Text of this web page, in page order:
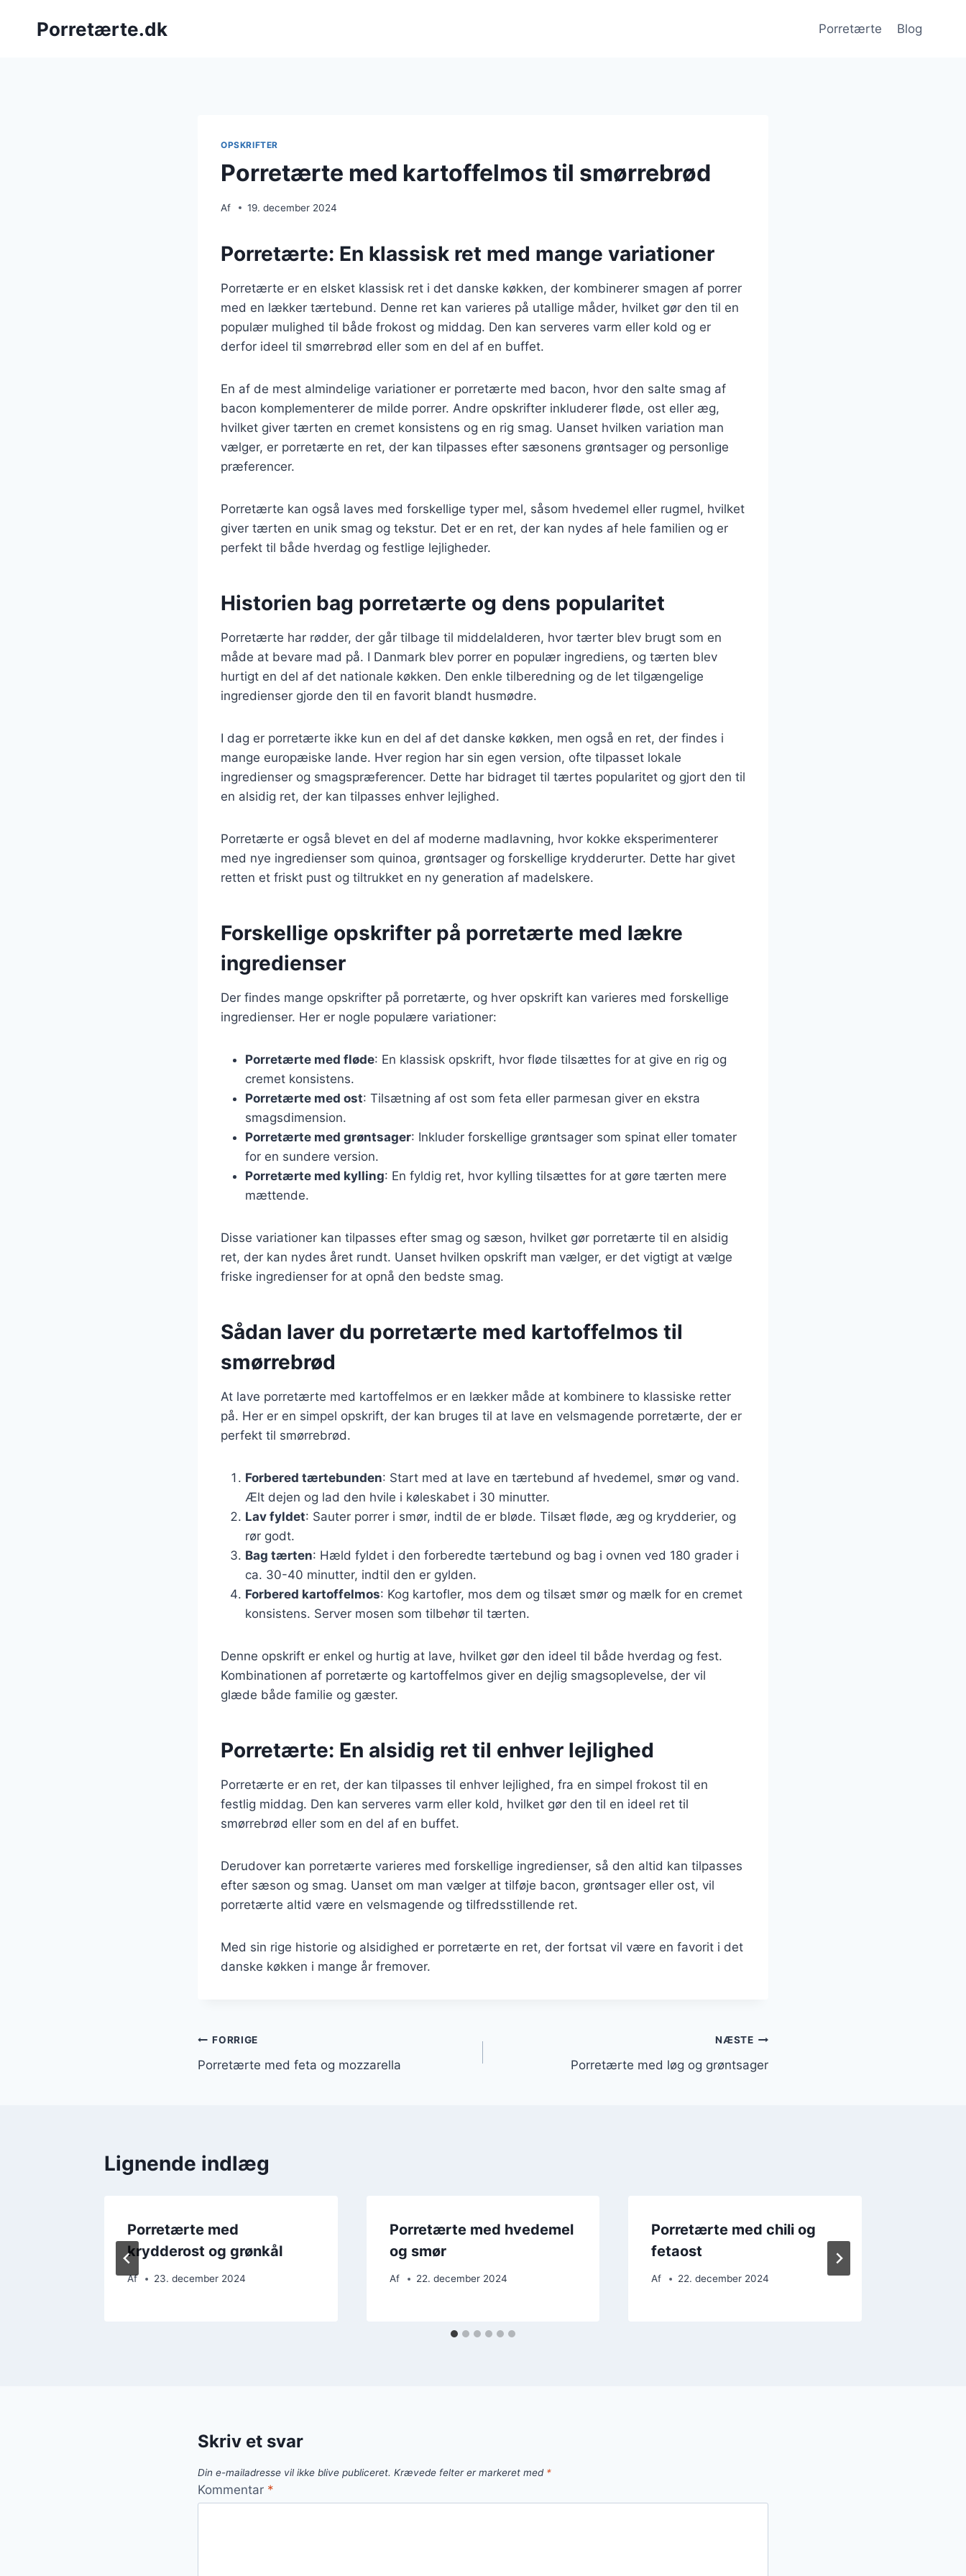
Porretærte.dk Porretærte Blog
OPSKRIFTER
Porretærte med kartoffelmos til smørrebrød
Af 19. december 2024
Porretærte: En klassisk ret med mange variationer
Porretærte er en elsket klassisk ret i det danske køkken, der kombinerer smagen af porrer
med en lækker tærtebund. Denne ret kan varieres på utallige måder, hvilket gør den til en
populær mulighed til både frokost og middag. Den kan serveres varm eller kold og er
derfor ideel til smørrebrød eller som en del af en buffet.
En af de mest almindelige variationer er porretærte med bacon, hvor den salte smag af
bacon komplementerer de milde porrer. Andre opskrifter inkluderer fløde, ost eller æg,
hvilket giver tærten en cremet konsistens og en rig smag. Uanset hvilken variation man
vælger, er porretærte en ret, der kan tilpasses efter sæsonens grøntsager og personlige
præferencer.
Porretærte kan også laves med forskellige typer mel, såsom hvedemel eller rugmel, hvilket
giver tærten en unik smag og tekstur. Det er en ret, der kan nydes af hele familien og er
perfekt til både hverdag og festlige lejligheder.
Historien bag porretærte og dens popularitet
Porretærte har rødder, der går tilbage til middelalderen, hvor tærter blev brugt som en
måde at bevare mad på. I Danmark blev porrer en populær ingrediens, og tærten blev
hurtigt en del af det nationale køkken. Den enkle tilberedning og de let tilgængelige
ingredienser gjorde den til en favorit blandt husmødre.
I dag er porretærte ikke kun en del af det danske køkken, men også en ret, der findes i
mange europæiske lande. Hver region har sin egen version, ofte tilpasset lokale
ingredienser og smagspræferencer. Dette har bidraget til tærtes popularitet og gjort den til
en alsidig ret, der kan tilpasses enhver lejlighed.
Porretærte er også blevet en del af moderne madlavning, hvor kokke eksperimenterer
med nye ingredienser som quinoa, grøntsager og forskellige krydderurter. Dette har givet
retten et friskt pust og tiltrukket en ny generation af madelskere.
Forskellige opskrifter på porretærte med lækre
ingredienser
Der findes mange opskrifter på porretærte, og hver opskrift kan varieres med forskellige
ingredienser. Her er nogle populære variationer:
Porretærte med fløde: En klassisk opskrift, hvor fløde tilsættes for at give en rig og
cremet konsistens.
Porretærte med ost: Tilsætning af ost som feta eller parmesan giver en ekstra
smagsdimension.
Porretærte med grøntsager: Inkluder forskellige grøntsager som spinat eller tomater
for en sundere version.
Porretærte med kylling: En fyldig ret, hvor kylling tilsættes for at gøre tærten mere
mættende.
Disse variationer kan tilpasses efter smag og sæson, hvilket gør porretærte til en alsidig
ret, der kan nydes året rundt. Uanset hvilken opskrift man vælger, er det vigtigt at vælge
friske ingredienser for at opnå den bedste smag.
Sådan laver du porretærte med kartoffelmos til
smørrebrød
At lave porretærte med kartoffelmos er en lækker måde at kombinere to klassiske retter
på. Her er en simpel opskrift, der kan bruges til at lave en velsmagende porretærte, der er
perfekt til smørrebrød.
Forbered tærtebunden: Start med at lave en tærtebund af hvedemel, smør og vand.
Ælt dejen og lad den hvile i køleskabet i 30 minutter.
Lav fyldet: Sauter porrer i smør, indtil de er bløde. Tilsæt fløde, æg og krydderier, og
rør godt.
Bag tærten: Hæld fyldet i den forberedte tærtebund og bag i ovnen ved 180 grader i
ca. 30-40 minutter, indtil den er gylden.
Forbered kartoffelmos: Kog kartofler, mos dem og tilsæt smør og mælk for en cremet
konsistens. Server mosen som tilbehør til tærten.
Denne opskrift er enkel og hurtig at lave, hvilket gør den ideel til både hverdag og fest.
Kombinationen af porretærte og kartoffelmos giver en dejlig smagsoplevelse, der vil
glæde både familie og gæster.
Porretærte: En alsidig ret til enhver lejlighed
Porretærte er en ret, der kan tilpasses til enhver lejlighed, fra en simpel frokost til en
festlig middag. Den kan serveres varm eller kold, hvilket gør den til en ideel ret til
smørrebrød eller som en del af en buffet.
Derudover kan porretærte varieres med forskellige ingredienser, så den altid kan tilpasses
efter sæson og smag. Uanset om man vælger at tilføje bacon, grøntsager eller ost, vil
porretærte altid være en velsmagende og tilfredsstillende ret.
Med sin rige historie og alsidighed er porretærte en ret, der fortsat vil være en favorit i det
danske køkken i mange år fremover.
Indlægsnavigation
FORRIGE
Porretærte med feta og mozzarella
NÆSTE
Porretærte med løg og grøntsager
Lignende indlæg
Porretærte med
krydderost og grønkål
Af 23. december 2024
Porretærte med hvedemel
og smør
Af 22. december 2024
Porretærte med chili og
fetaost
Af 22. december 2024
Skriv et svar
Din e-mailadresse vil ikke blive publiceret. Krævede felter er markeret med *
Kommentar *